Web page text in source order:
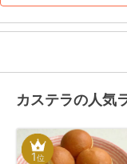
カステラの人気
1位